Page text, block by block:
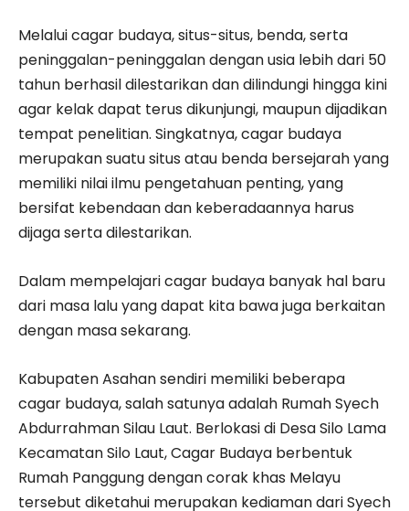
Melalui cagar budaya, situs-situs, benda, serta
peninggalan-peninggalan dengan usia lebih dari 50
tahun berhasil dilestarikan dan dilindungi hingga kini
agar kelak dapat terus dikunjungi, maupun dijadikan
tempat penelitian. Singkatnya, cagar budaya
merupakan suatu situs atau benda bersejarah yang
memiliki nilai ilmu pengetahuan penting, yang
bersifat kebendaan dan keberadaannya harus
dijaga serta dilestarikan.
Dalam mempelajari cagar budaya banyak hal baru
dari masa lalu yang dapat kita bawa juga berkaitan
dengan masa sekarang.
Kabupaten Asahan sendiri memiliki beberapa
cagar budaya, salah satunya adalah Rumah Syech
Abdurrahman Silau Laut. Berlokasi di Desa Silo Lama
Kecamatan Silo Laut, Cagar Budaya berbentuk
Rumah Panggung dengan corak khas Melayu
tersebut diketahui merupakan kediaman dari Syech